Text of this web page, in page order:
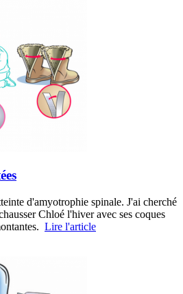
d'amyotrophie spinale. J'ai cherché
Chloé l'hiver avec ses coques
Lire l'article